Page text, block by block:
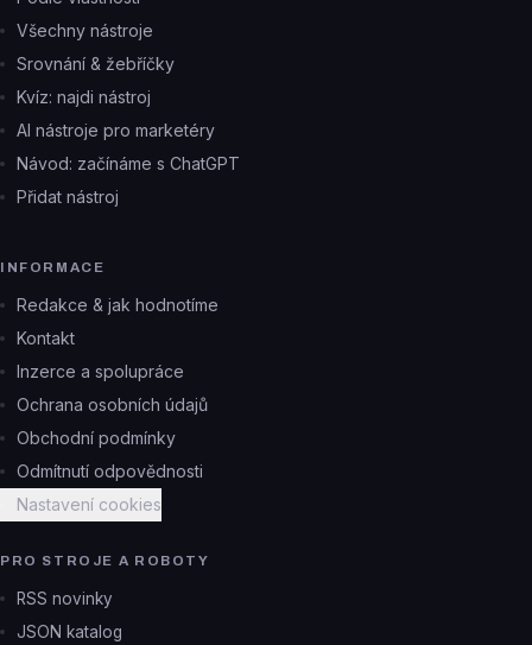
Všechny nástroje
Srovnání & žebříčky
Kvíz: najdi nástroj
AI nástroje pro marketéry
Návod: začínáme s ChatGPT
Přidat nástroj
INFORMACE
Redakce & jak hodnotíme
Kontakt
Inzerce a spolupráce
Ochrana osobních údajů
Obchodní podmínky
Odmítnutí odpovědnosti
Nastavení cookies
PRO STROJE A ROBOTY
RSS novinky
JSON katalog